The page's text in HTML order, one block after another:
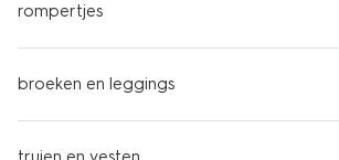
rompertjes
broeken en leggings